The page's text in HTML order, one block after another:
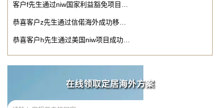
客户f先生通过niw国家利益豁免项目…
恭喜客户z先生通过信偌海外成功移…
恭喜客户h先生通过美国niw项目成功…
在线领取定居海外方案